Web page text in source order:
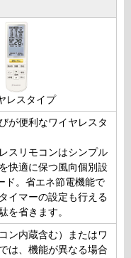
レスタイプ
が便利なワイヤレスタ
スリモコンはシンプル
快適に保つ風向個別設
ド。省エネ節電機能で
イマーの設定も行える
を省きます。
ン内蔵含む）またはワ
は、機能が異なる場合